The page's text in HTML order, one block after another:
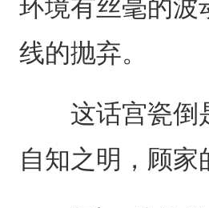
环境有丝毫的波
线的抛弃。
这话宫瓷倒是
自知之明，顾家